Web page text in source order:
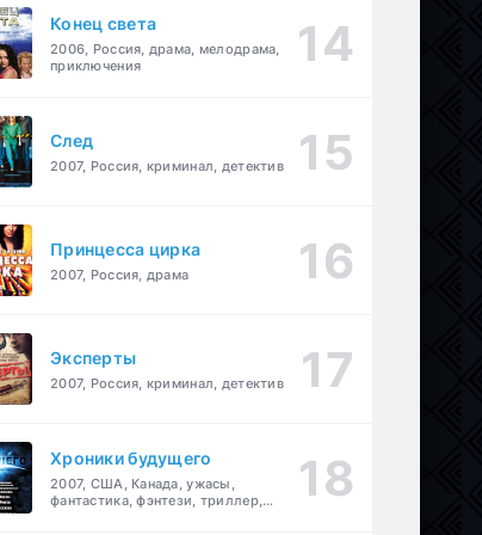
Конец света
2006, Россия, драма, мелодрама,
приключения
След
2007, Россия, криминал, детектив
Принцесса цирка
2007, Россия, драма
Эксперты
2007, Россия, криминал, детектив
Хроники будущего
2007, США, Канада, ужасы,
фантастика, фэнтези, триллер,